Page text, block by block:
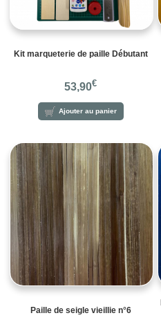
Kit marqueterie de paille Débutant
53,90€
Ajouter au panier
Paille de seigle vieillie n°6